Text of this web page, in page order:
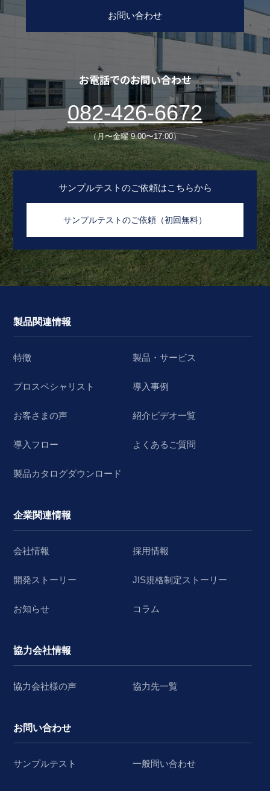
お問い合わせ
お電話でのお問い合わせ
082-426-6672
（月〜金曜 9:00〜17:00）
サンプルテストのご依頼はこちらから
サンプルテストのご依頼（初回無料）
製品関連情報
特徴 製品・サービス
プロスペシャリスト 導入事例
お客さまの声 紹介ビデオ一覧
導入フロー よくあるご質問
製品カタログダウンロード
企業関連情報
会社情報 採用情報
開発ストーリー JIS規格制定ストーリー
お知らせ コラム
協力会社情報
協力会社様の声 協力先一覧
お問い合わせ
サンプルテスト 一般問い合わせ